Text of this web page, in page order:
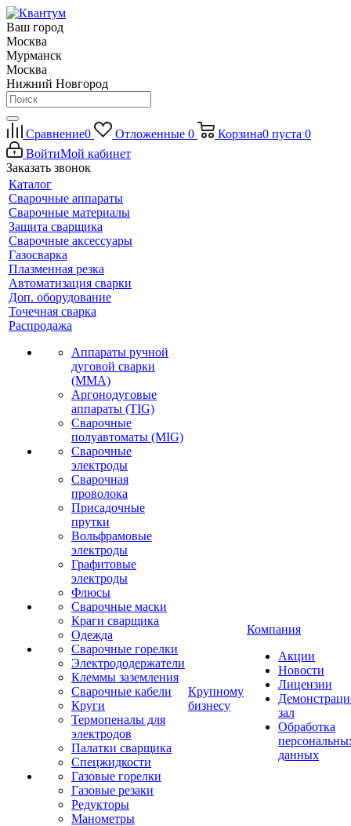
Ваш город
Москва
Мурманск
Москва
Нижний Новгород
Сравнение0 Отложенные 0 Корзина0 пуста 0
ВойтиМой кабинет
Заказать звонок
Каталог
Сварочные аппараты
Сварочные материалы
Защита сварщика
Сварочные аксессуары
Газосварка
Плазменная резка
Автоматизация сварки
Доп. оборудование
Точечная сварка
Распродажа
Аппараты ручной
дуговой сварки
(MMA)
Аргонодуговые
аппараты (TIG)
Сварочные
полуавтоматы (MIG)
Сварочные
электроды
Сварочная
проволока
Присадочные
прутки
Вольфрамовые
электроды
Графитовые
электроды
Флюсы
Сварочные маски
Краги сварщика
Одежда
Сварочные горелки
Электрододержатели
Клеммы заземления
Сварочные кабели
Круги
Термопеналы для
электродов
Палатки сварщика
Спецжидкости
Газовые горелки
Газовые резаки
Редукторы
Манометры
Крупному
бизнесу
Компания
Акции
Новости
Лицензии
зал
Обработка
данных